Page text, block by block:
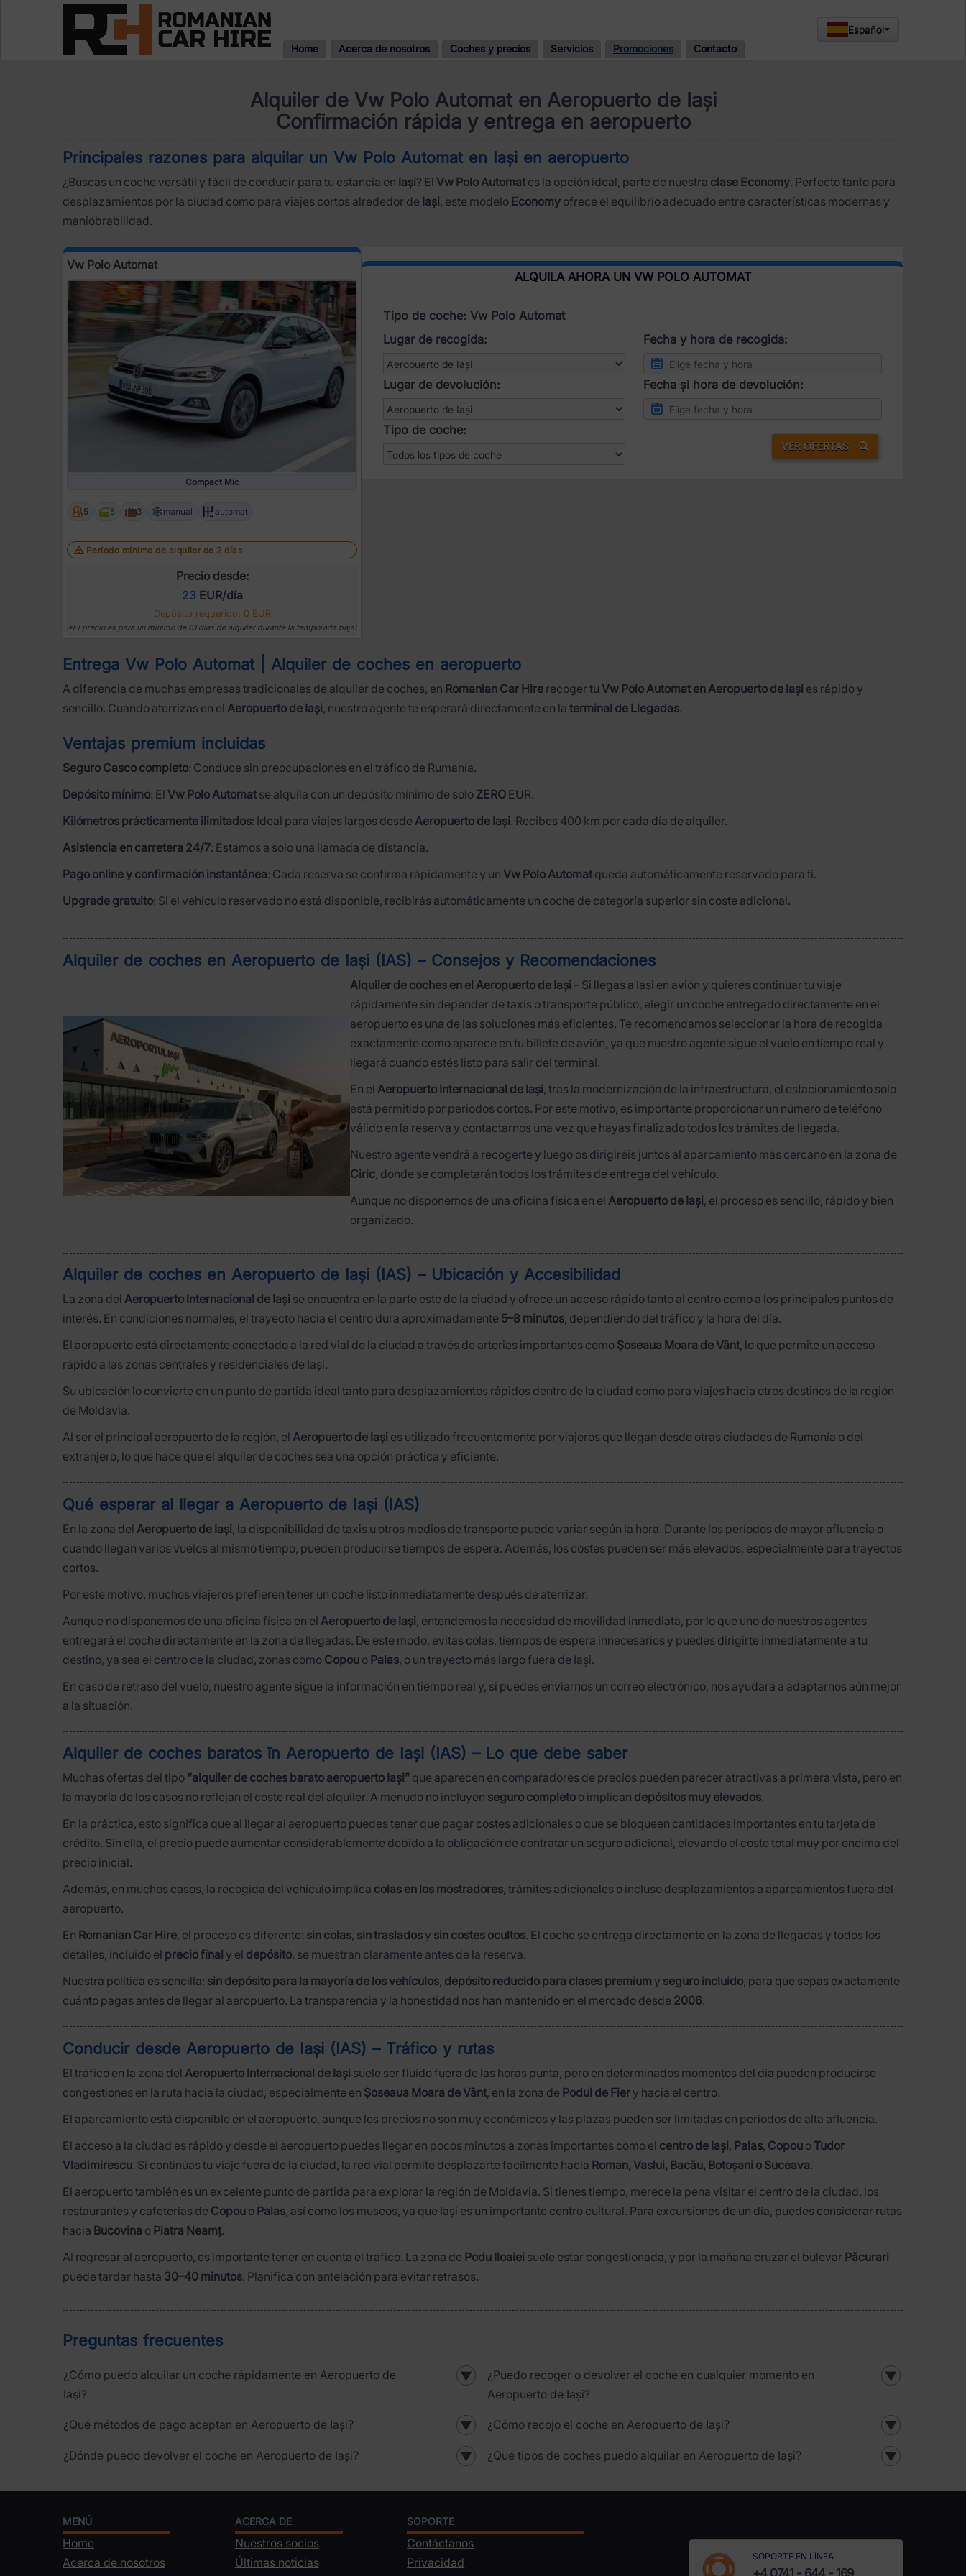
Home Acerca de nosotros Coches y precios Servicios Promociones Contacto
Español
Alquiler de Vw Polo Automat en Aeropuerto de Iași
Confirmación rápida y entrega en aeropuerto
Principales razones para alquilar un Vw Polo Automat en Iași en aeropuerto
¿Buscas un coche versátil y fácil de conducir para tu estancia en Iași? El Vw Polo Automat es la opción ideal, parte de nuestra clase Economy. Perfecto tanto para
desplazamientos por la ciudad como para viajes cortos alrededor de Iași, este modelo Economy ofrece el equilibrio adecuado entre características modernas y
maniobrabilidad.
Vw Polo Automat
Compact Mic
5 5 3 manual automat
Período mínimo de alquiler de 2 días
Precio desde:
23EUR/día
Depósito requerido: 0 EUR
*El precio es para un mínimo de 61 días de alquiler durante la temporada baja!
ALQUILA AHORA UN VW POLO AUTOMAT
Tipo de coche: Vw Polo Automat
Lugar de recogida:
Fecha y hora de recogida:
Lugar de devolución: Fecha și hora de devolución:
Tipo de coche:
VER OFERTAS
Entrega Vw Polo Automat | Alquiler de coches en aeropuerto
A diferencia de muchas empresas tradicionales de alquiler de coches, en Romanian Car Hire recoger tu Vw Polo Automat en Aeropuerto de Iași es rápido y
sencillo. Cuando aterrizas en el Aeropuerto de Iași, nuestro agente te esperará directamente en la terminal de Llegadas.
Ventajas premium incluidas
Seguro Casco completo: Conduce sin preocupaciones en el tráfico de Rumanía.
Depósito mínimo: El Vw Polo Automat se alquila con un depósito mínimo de solo ZERO EUR.
Kilómetros prácticamente ilimitados: Ideal para viajes largos desde Aeropuerto de Iași. Recibes 400 km por cada día de alquiler.
Asistencia en carretera 24/7: Estamos a solo una llamada de distancia.
Pago online y confirmación instantánea: Cada reserva se confirma rápidamente y un Vw Polo Automat queda automáticamente reservado para ti.
Upgrade gratuito: Si el vehículo reservado no está disponible, recibirás automáticamente un coche de categoría superior sin coste adicional.
Alquiler de coches en Aeropuerto de Iași (IAS) – Consejos y Recomendaciones
Alquiler de coches en el Aeropuerto de Iași – Si llegas a Iași en avión y quieres continuar tu viaje
rápidamente sin depender de taxis o transporte público, elegir un coche entregado directamente en el
aeropuerto es una de las soluciones más eficientes. Te recomendamos seleccionar la hora de recogida
exactamente como aparece en tu billete de avión, ya que nuestro agente sigue el vuelo en tiempo real y
llegará cuando estés listo para salir del terminal.
En el Aeropuerto Internacional de Iași, tras la modernización de la infraestructura, el estacionamiento solo
está permitido por periodos cortos. Por este motivo, es importante proporcionar un número de teléfono
válido en la reserva y contactarnos una vez que hayas finalizado todos los trámites de llegada.
Nuestro agente vendrá a recogerte y luego os dirigiréis juntos al aparcamiento más cercano en la zona de
Ciric, donde se completarán todos los trámites de entrega del vehículo.
Aunque no disponemos de una oficina física en el Aeropuerto de Iași, el proceso es sencillo, rápido y bien
organizado.
Alquiler de coches en Aeropuerto de Iași (IAS) – Ubicación y Accesibilidad
La zona del Aeropuerto Internacional de Iași se encuentra en la parte este de la ciudad y ofrece un acceso rápido tanto al centro como a los principales puntos de
interés. En condiciones normales, el trayecto hacia el centro dura aproximadamente 5–8 minutos, dependiendo del tráfico y la hora del día.
El aeropuerto está directamente conectado a la red vial de la ciudad a través de arterias importantes como Șoseaua Moara de Vânt, lo que permite un acceso
rápido a las zonas centrales y residenciales de Iași.
Su ubicación lo convierte en un punto de partida ideal tanto para desplazamientos rápidos dentro de la ciudad como para viajes hacia otros destinos de la región
de Moldavia.
Al ser el principal aeropuerto de la región, el Aeropuerto de Iași es utilizado frecuentemente por viajeros que llegan desde otras ciudades de Rumanía o del
extranjero, lo que hace que el alquiler de coches sea una opción práctica y eficiente.
Qué esperar al llegar a Aeropuerto de Iași (IAS)
En la zona del Aeropuerto de Iași, la disponibilidad de taxis u otros medios de transporte puede variar según la hora. Durante los períodos de mayor afluencia o
cuando llegan varios vuelos al mismo tiempo, pueden producirse tiempos de espera. Además, los costes pueden ser más elevados, especialmente para trayectos
cortos.
Por este motivo, muchos viajeros prefieren tener un coche listo inmediatamente después de aterrizar.
Aunque no disponemos de una oficina física en el Aeropuerto de Iași, entendemos la necesidad de movilidad inmediata, por lo que uno de nuestros agentes
entregará el coche directamente en la zona de llegadas. De este modo, evitas colas, tiempos de espera innecesarios y puedes dirigirte inmediatamente a tu
destino, ya sea el centro de la ciudad, zonas como Copou o Palas, o un trayecto más largo fuera de Iași.
En caso de retraso del vuelo, nuestro agente sigue la información en tiempo real y, si puedes enviarnos un correo electrónico, nos ayudará a adaptarnos aún mejor
a la situación.
Alquiler de coches baratos în Aeropuerto de Iași (IAS) – Lo que debe saber
Muchas ofertas del tipo “alquiler de coches barato aeropuerto Iași” que aparecen en comparadores de precios pueden parecer atractivas a primera vista, pero en
la mayoría de los casos no reflejan el coste real del alquiler. A menudo no incluyen seguro completo o implican depósitos muy elevados.
En la práctica, esto significa que al llegar al aeropuerto puedes tener que pagar costes adicionales o que se bloqueen cantidades importantes en tu tarjeta de
crédito. Sin ella, el precio puede aumentar considerablemente debido a la obligación de contratar un seguro adicional, elevando el coste total muy por encima del
precio inicial.
Además, en muchos casos, la recogida del vehículo implica colas en los mostradores, trámites adicionales o incluso desplazamientos a aparcamientos fuera del
aeropuerto.
En Romanian Car Hire, el proceso es diferente: sin colas, sin traslados y sin costes ocultos. El coche se entrega directamente en la zona de llegadas y todos los
detalles, incluido el precio final y el depósito, se muestran claramente antes de la reserva.
Nuestra política es sencilla: sin depósito para la mayoría de los vehículos, depósito reducido para clases premium y seguro incluido, para que sepas exactamente
cuánto pagas antes de llegar al aeropuerto. La transparencia y la honestidad nos han mantenido en el mercado desde 2006.
Conducir desde Aeropuerto de Iași (IAS) – Tráfico y rutas
El tráfico en la zona del Aeropuerto Internacional de Iași suele ser fluido fuera de las horas punta, pero en determinados momentos del día pueden producirse
congestiones en la ruta hacia la ciudad, especialmente en Șoseaua Moara de Vânt, en la zona de Podul de Fier y hacia el centro.
El aparcamiento está disponible en el aeropuerto, aunque los precios no son muy económicos y las plazas pueden ser limitadas en periodos de alta afluencia.
El acceso a la ciudad es rápido y desde el aeropuerto puedes llegar en pocos minutos a zonas importantes como el centro de Iași, Palas, Copou o Tudor
Vladimirescu. Si continúas tu viaje fuera de la ciudad, la red vial permite desplazarte fácilmente hacia Roman, Vaslui, Bacău, Botoșani o Suceava.
El aeropuerto también es un excelente punto de partida para explorar la región de Moldavia. Si tienes tiempo, merece la pena visitar el centro de la ciudad, los
restaurantes y cafeterías de Copou o Palas, así como los museos, ya que Iași es un importante centro cultural. Para excursiones de un día, puedes considerar rutas
hacia Bucovina o Piatra Neamț.
Al regresar al aeropuerto, es importante tener en cuenta el tráfico. La zona de Podu Iloaiei suele estar congestionada, y por la mañana cruzar el bulevar Păcurari
puede tardar hasta 30–40 minutos. Planifica con antelación para evitar retrasos.
Preguntas frecuentes
¿Cómo puedo alquilar un coche rápidamente en Aeropuerto de
Iași?
▼
¿Puedo recoger o devolver el coche en cualquier momento en
Aeropuerto de Iași?
▼
¿Qué métodos de pago aceptan en Aeropuerto de Iași? ▼ ¿Cómo recojo el coche en Aeropuerto de Iași? ▼
¿Dónde puedo devolver el coche en Aeropuerto de Iași? ▼ ¿Qué tipos de coches puedo alquilar en Aeropuerto de Iași? ▼
MENÚ
Home
Acerca de nosotros
ACERCA DE
Nuestros socios
Últimas noticias
SOPORTE
Contáctanos
Privacidad
SOPORTE EN LÍNEA
+4 0741 - 644 - 169